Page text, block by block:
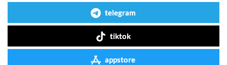
telegram
tiktok
appstore